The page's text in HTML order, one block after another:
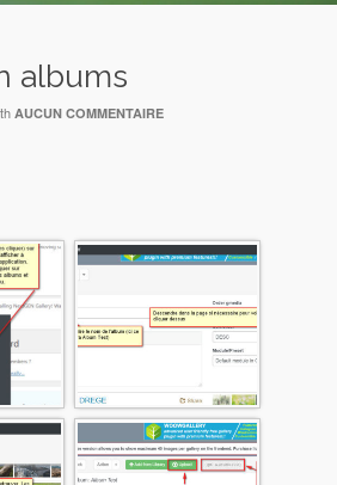
albums
AUCUN COMMENTAIRE